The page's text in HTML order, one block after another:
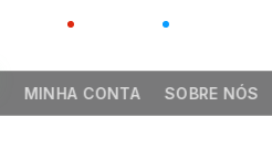
CHINA
MINHA CONTA SOBRE NÓS